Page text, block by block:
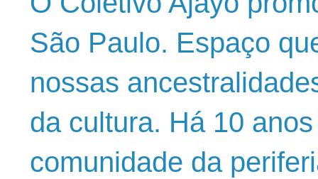
São Paulo. Espaço
nossas
da cultura. Há 10
comunidade da